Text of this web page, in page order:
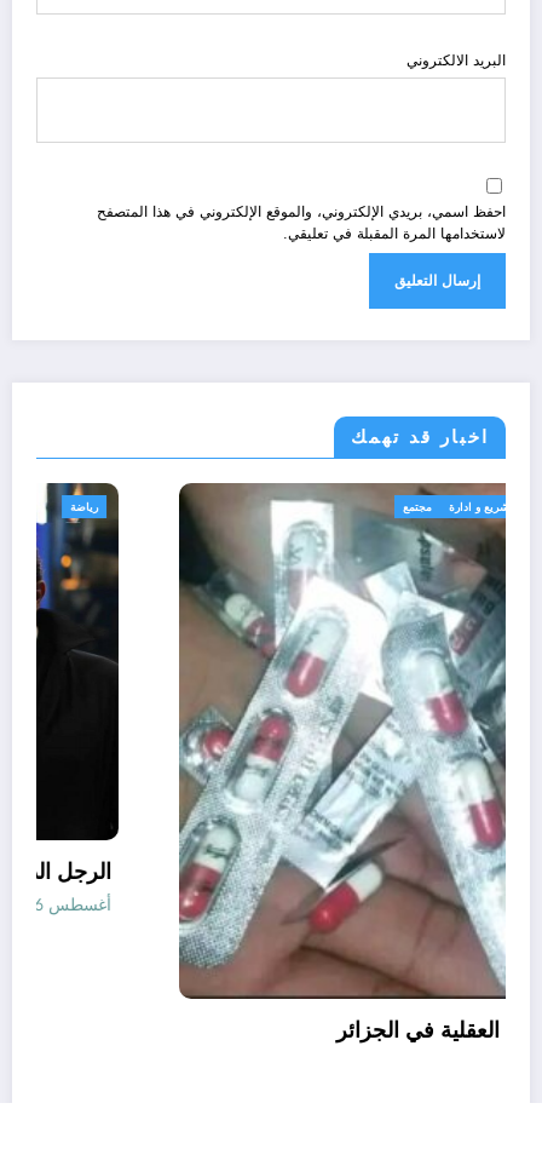
البريد الالكتروني
احفظ اسمي، بريدي الإلكتروني، والموقع الإلكتروني في هذا المتصفح
لاستخدامها المرة المقبلة في تعليقي.
اخبار قد تهمك
الجزائر الحدث قانون تشريع و ادارة مجتمع
قانون المؤثرات العقلية في الجزائر